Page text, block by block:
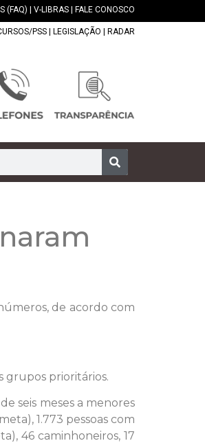
(FAQ) V-LIBRAS FALE CONOSCO
PSS LEGISLAÇÃO RADAR
de acordo com
grupos prioritários.
seis meses a menores
1.773 pessoas com
46 caminhoneiros, 17